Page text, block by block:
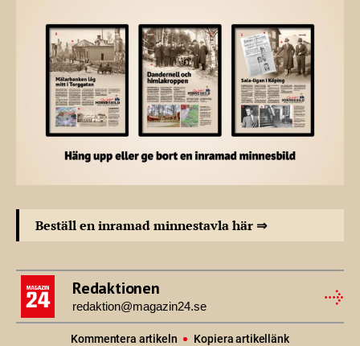
Beställ en inramad minnestavla här ⇒
Redaktionen
redaktion@magazin24.se
Kommentera artikeln Kopiera artikellänk